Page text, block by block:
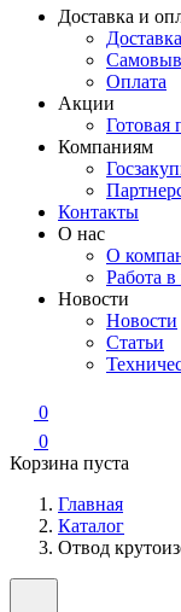
Доставка и
Доставка
Оплата
Акции
Готовая
Компаниям
Контакты
О нас
О
Работа
Новости
Новости
Статьи
0
0
Корзина пуста
Главная
Каталог
Отвод